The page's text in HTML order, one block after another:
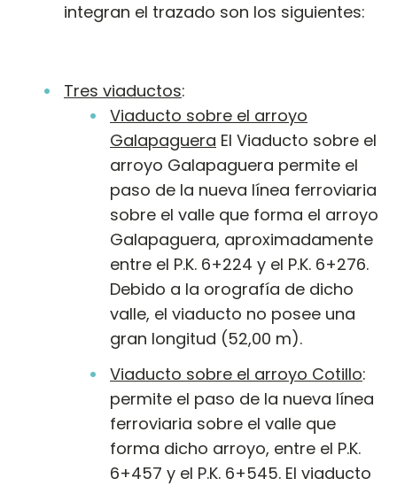
integran el trazado son los siguientes:
Tres viaductos:
Viaducto sobre el arroyo
Galapaguera El Viaducto sobre el
arroyo Galapaguera permite el
paso de la nueva línea ferroviaria
sobre el valle que forma el arroyo
Galapaguera, aproximadamente
entre el P.K. 6+224 y el P.K. 6+276.
Debido a la orografía de dicho
valle, el viaducto no posee una
gran longitud (52,00 m).
Viaducto sobre el arroyo Cotillo:
permite el paso de la nueva línea
ferroviaria sobre el valle que
forma dicho arroyo, entre el P.K.
6+457 y el P.K. 6+545. El viaducto